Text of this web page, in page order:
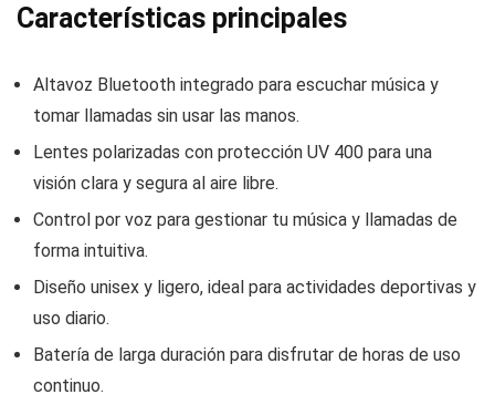
Características principales
Altavoz Bluetooth integrado para escuchar música y
tomar llamadas sin usar las manos.
Lentes polarizadas con protección UV 400 para una
visión clara y segura al aire libre.
Control por voz para gestionar tu música y llamadas de
forma intuitiva.
Diseño unisex y ligero, ideal para actividades deportivas y
uso diario.
Batería de larga duración para disfrutar de horas de uso
continuo.